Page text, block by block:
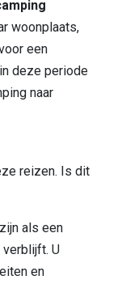
woonplaats,
een
deze periode
naar
reizen. Is dit
als een
verblijft. U
en